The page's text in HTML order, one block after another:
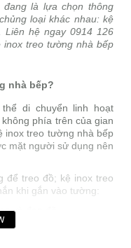
là lựa chọn thông
loại khác nhau: kệ
hệ ngay 0914 126
treo tường nhà bếp
nhà bếp?
di chuyển linh hoạt
phía trên của gian
inox treo tường nhà bếp
mặt người sử dụng nên
để treo đồ; kệ inox treo
khi gắn vào tường:
và đẹp đẽ
mỏng như hàng gia